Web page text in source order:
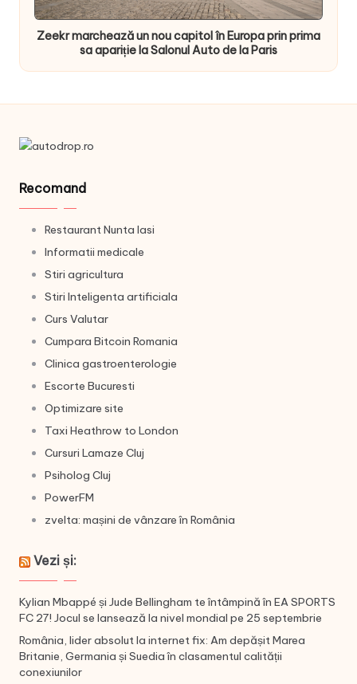
Zeekr marchează un nou capitol în Europa prin prima
sa apariție la Salonul Auto de la Paris
Recomand
Restaurant Nunta Iasi
Informatii medicale
Stiri agricultura
Stiri Inteligenta artificiala
Curs Valutar
Cumpara Bitcoin Romania
Clinica gastroenterologie
Escorte Bucuresti
Optimizare site
Taxi Heathrow to London
Cursuri Lamaze Cluj
Psiholog Cluj
PowerFM
zvelta: mașini de vânzare în România
Vezi și:
Kylian Mbappé și Jude Bellingham te întâmpină în EA SPORTS
FC 27! Jocul se lansează la nivel mondial pe 25 septembrie
România, lider absolut la internet fix: Am depășit Marea
Britanie, Germania și Suedia în clasamentul calității
conexiunilor